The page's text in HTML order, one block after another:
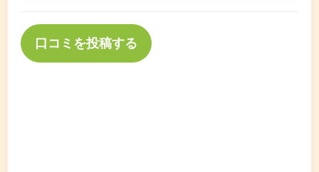
口コミを投稿する